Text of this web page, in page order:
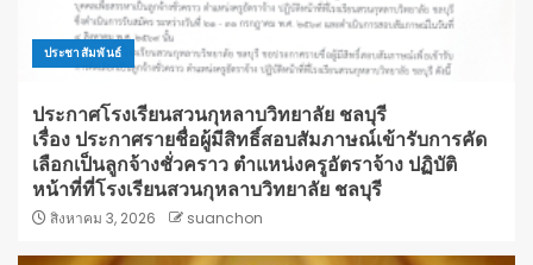
ประชาสัมพันธ์
ประกาศโรงเรียนสวนกุหลาบวิทยาลัย ชลบุรี
เรื่อง ประกาศรายชื่อผู้มีสิทธิ์สอบสัมภาษณ์เข้ารับการคัด
เลือกเป็นลูกจ้างชั่วคราว ตำแหน่งครูอัตราจ้าง ปฏิบัติ
หน้าที่ที่โรงเรียนสวนกุหลาบวิทยาลัย ชลบุรี
สิงหาคม 3, 2026 suanchon